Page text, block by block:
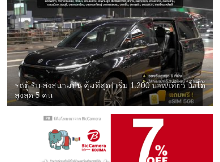
รถตู้ รับ-ส่งสนามบิน คุ้มที่สุด ! เริ่ม 1,200 บาท/เที่ยว นั่งได้
สูงสุด 5 คน